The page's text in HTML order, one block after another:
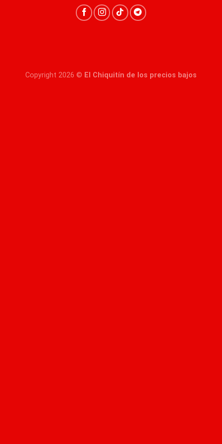
Copyright 2026 © El Chiquitín de los precios bajos